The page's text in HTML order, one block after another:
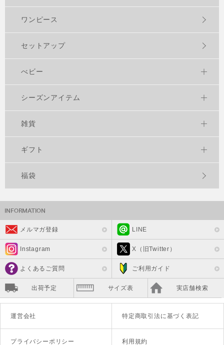
ワンピース
セットアップ
べビー
シーズンアイテム
雑貨
ギフト
福袋
メルマガ登録 LINE
Instagram X（旧Twitter）
よくあるご質問 ご利用ガイド
出荷予定 サイズ表 実店舗検索
運営会社 特定商取引法に基づく表記
プライバシーポリシー 利用規約